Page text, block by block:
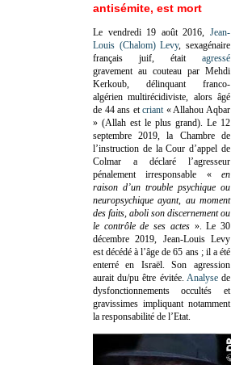
antisémite, est mort
Le vendredi 19 août 2016, Jean-
Louis (Chalom) Levy, sexagénaire
français juif, était agressé
gravement au couteau par Mehdi
Kerkoub, délinquant franco-
algérien multirécidiviste, alors âgé
de 44 ans etcriant « Allahou Aqbar
» (Allah est le plus grand). Le 12
septembre 2019, la Chambre de
l’instruction de la Cour d’appel de
Colmar a déclaré l’agresseur
pénalement irresponsable «en
raison d’un trouble psychique ou
neuropsychique ayant, au moment
des faits, aboli son discernement ou
le contrôle de ses actes». Le 30
décembre 2019, Jean-Louis Levy
est décédé à l’âge de 65 ans ; il a été
enterré en Israël. Son agression
aurait du/pu être évitée. Analysede
dysfonctionnements occultés et
gravissimes impliquant notamment
la responsabilité de l’Etat.